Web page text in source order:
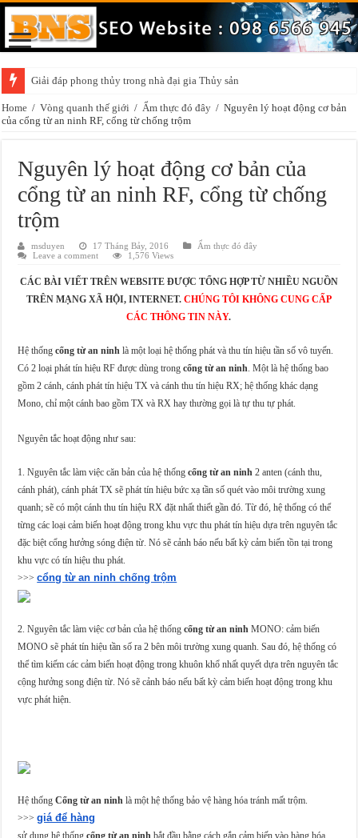
Giải đáp phong thủy trong nhà đại gia Thủy sản
Home / Vòng quanh thế giới / Ẩm thực đó đây / Nguyên lý hoạt động cơ bản
của cổng từ an ninh RF, cổng từ chống trộm
Nguyên lý hoạt động cơ bản của
cổng từ an ninh RF, cổng từ chống
trộm
msduyen 17 Tháng Bảy, 2016
Ẩm thực đó đây
Leave a comment
1,576 Views
CÁC BÀI VIẾT TRÊN WEBSITE ĐƯỢC TỔNG HỢP TỪ NHIỀU NGUỒN
TRÊN MẠNG XÃ HỘI, INTERNET. CHÚNG TÔI KHÔNG CUNG CẤP
CÁC THÔNG TIN NÀY.
Hệ thốngcổng từ an ninh là một loại hệ thống phát và thu tín hiệu tần số vô tuyến.
Có 2 loại phát tín hiệu RF được dùng trongcổng từ an ninh. Một là hệ thống bao
gồm 2 cánh, cánh phát tín hiệu TX và cánh thu tín hiệu RX; hệ thống khác dạng
Mono, chỉ một cánh bao gồm TX và RX hay thường gọi là tự thu tự phát.
Nguyên tắc hoạt động như sau:
1. Nguyên tắc làm việc căn bản của hệ thốngcổng từ an ninh 2 anten (cánh thu,
cánh phát), cánh phát TX sẽ phát tín hiệu bức xạ tần số quét vào môi trường xung
quanh; sẽ có một cánh thu tín hiệu RX đặt nhất thiết gần đó. Từ đó, hệ thống có thể
từng các loại cảm biến hoạt động trong khu vực thu phát tín hiệu dựa trên nguyên tắc
đặc biệt cổng hưởng sóng điện từ. Nó sẽ cảnh báo nếu bất kỳ cảm biến tồn tại trong
khu vực có tín hiệu thu phát.
>>>cổng từ an ninh chống trộm
2. Nguyên tắc làm việc cơ bản của hệ thốngcổng từ an ninh MONO: cảm biến
MONO sẽ phát tín hiệu tần số ra 2 bên môi trường xung quanh. Sau đó, hệ thống có
thể tìm kiếm các cảm biến hoạt động trong khuôn khổ nhất quyết dựa trên nguyên tắc
cộng hưởng song điện từ. Nó sẽ cảnh báo nếu bất kỳ cảm biến hoạt động trong khu
vực phát hiện.
Hệ thốngCổng từ an ninh là một hệ thống bảo vệ hàng hóa tránh mất trộm.
>>>giá để hàng
sử dụng hệ thốngcổng từ an ninh bắt đầu bằng cách gắn cảm biến vào hàng hóa